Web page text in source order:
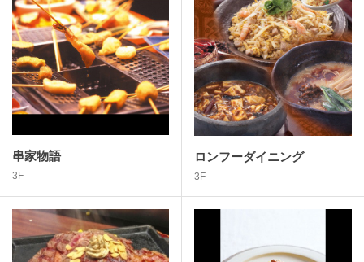
串家物語
3F
ロンフーダイニング
3F